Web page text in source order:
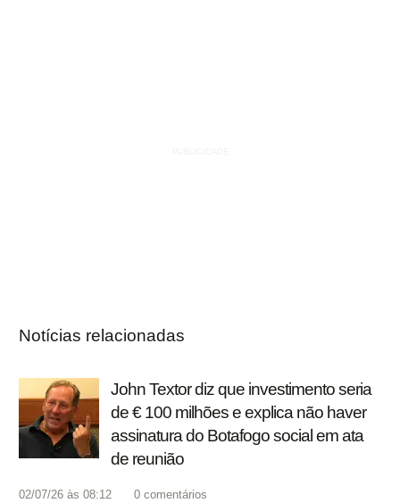
Notícias relacionadas
John Textor diz que investimento seria
de € 100 milhões e explica não haver
assinatura do Botafogo social em ata
de reunião
02/07/26 às 08:12 0 comentários